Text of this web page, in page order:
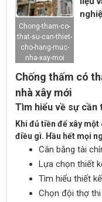
Chong-tham-co-
that-su-can-thiet-
cho-hang-muc-
nha-xay-moi
Chống thấm có
nhà xây mới
Tìm hiểu về sự cần
Khi đủ tiền để xây
điều gì. Hầu hết mọi
Cân bằng tài
Lựa chọn thiết
Tìm hiểu thiết
Chọn đội thợ